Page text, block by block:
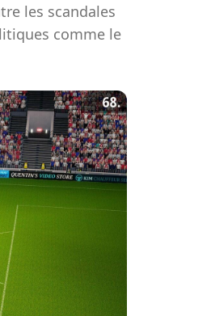
les scandales
comme le